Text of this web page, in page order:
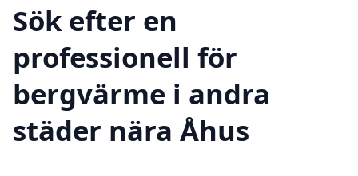
Sök efter en
professionell för
bergvärme i andra
städer nära Åhus